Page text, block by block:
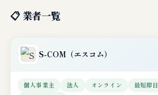
📋 業者一覧
S-COM （エスコム）
個人事業主 法人 オンライン
最短即日